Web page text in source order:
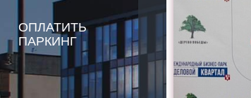
ОПЛАТИТЬ
ПАРКИНГ